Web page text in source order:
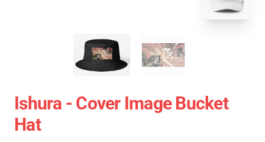
Ishura - Cover Image Bucket
Hat